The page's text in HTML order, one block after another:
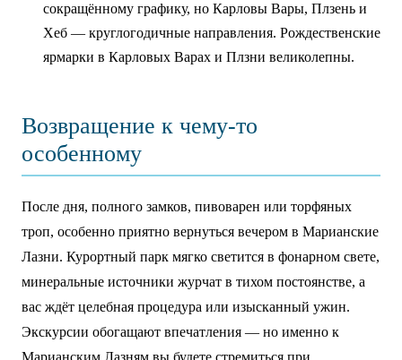
сокращённому графику, но Карловы Вары, Плзень и
Хеб — круглогодичные направления. Рождественские
ярмарки в Карловых Варах и Плзни великолепны.
Возвращение к чему-то
особенному
После дня, полного замков, пивоварен или торфяных
троп, особенно приятно вернуться вечером в Марианские
Лазни. Курортный парк мягко светится в фонарном свете,
минеральные источники журчат в тихом постоянстве, а
вас ждёт целебная процедура или изысканный ужин.
Экскурсии обогащают впечатления — но именно к
Марианским Лазням вы будете стремиться при